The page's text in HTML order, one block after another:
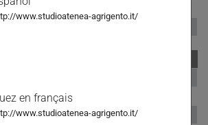
€ 115.000,00
Leggermente Trattabile
www.studioatenea-agrigento.it/
en français
www.studioatenea-agrigento.it/